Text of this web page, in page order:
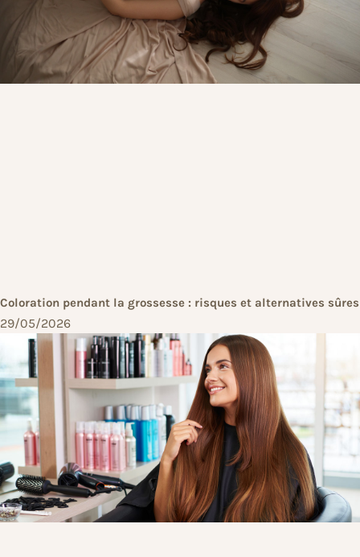
Coloration pendant la grossesse : risques et alternatives sûres
29/05/2026